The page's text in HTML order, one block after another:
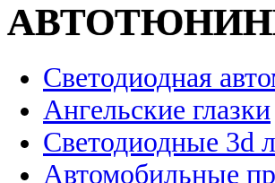
Светодиодная
Ангельские глазки
Светодиодные 3d
Автомобильные